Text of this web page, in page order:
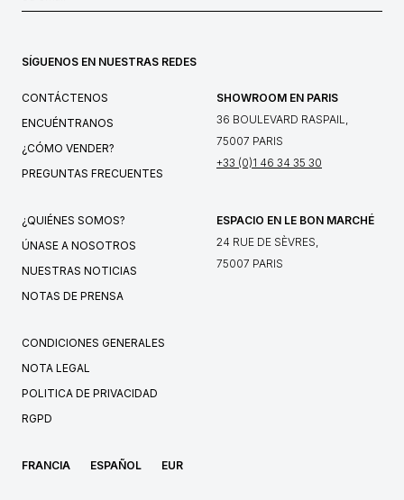
SÍGUENOS EN NUESTRAS REDES
CONTÁCTENOS
ENCUÉNTRANOS
¿CÓMO VENDER?
PREGUNTAS FRECUENTES
SHOWROOM EN PARIS
36 BOULEVARD RASPAIL,
75007 PARIS
+33 (0)1 46 34 35 30
¿QUIÉNES SOMOS?
ÚNASE A NOSOTROS
NUESTRAS NOTICIAS
NOTAS DE PRENSA
ESPACIO EN LE BON MARCHÉ
24 RUE DE SÈVRES,
75007 PARIS
CONDICIONES GENERALES
NOTA LEGAL
POLITICA DE PRIVACIDAD
RGPD
FRANCIA ESPAÑOL EUR